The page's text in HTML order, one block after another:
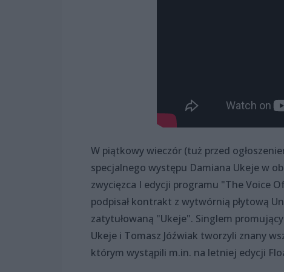
W piątkowy wieczór (tuż przed
specjalnego występu Damiana Ukeje w
zwycięzca I edycji programu "The Voice
podpisał kontrakt z wytwórnią płytową
zatytułowaną "Ukeje". Singlem
Ukeje i Tomasz Jóźwiak tworzyli znany
którym wystąpili m.in. na letniej edycji